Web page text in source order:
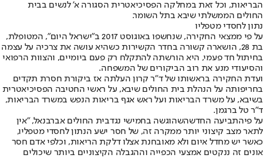
הבריאות, וכל זאת במחלקה הפסיכיאטרית הסגורה א' לנשים בבית
החולים הממשלתי שיבא בתל השומר.
נתון לחסדי מטפליו
על פי ממצאי החקירה, שנחשפו באוגוסט 2017 ב"ישראל היום", המטופלת,
בת 28, הושארה קשורה בחדר הקשירות כשהיא עושה את צרכיה על עצמה
בחיתול חד פעמי, היא הורשתה להתקלח רק פעם ביומיים, והצוות הרפואי
והסיעודי מנע את רוב הביקורים של המשפחה.
ועדת החקירה בראשותו של ד"ר קרון העלתה אז ביקורת חסרת תקדים
בחריפותה על הנהלת בית החולים שיבא, על ראשי החטיבה הפסיכיאטרית
בשיבא, על משרד הבריאות ועל ראש אגף בריאות הנפש במשרד הבריאות,
ד"ר טל ברגמן.
על פיהתביעה החדשהשהוגשה בחמישי נגדבית החולים אברבנאל, "אין
לתאר מצב קיצוני יותר ממקרה זה, של חסר ישע הנתון לחסדי מטפליו,
כאשר יש מחדל איום ולא מאובחנת אצלו דלקת הריאות, וכלפי אדם חסר
אונים זה ננקטים אמצעי הכפייה וההגבלה הקיצוניים ביותר שיכולים